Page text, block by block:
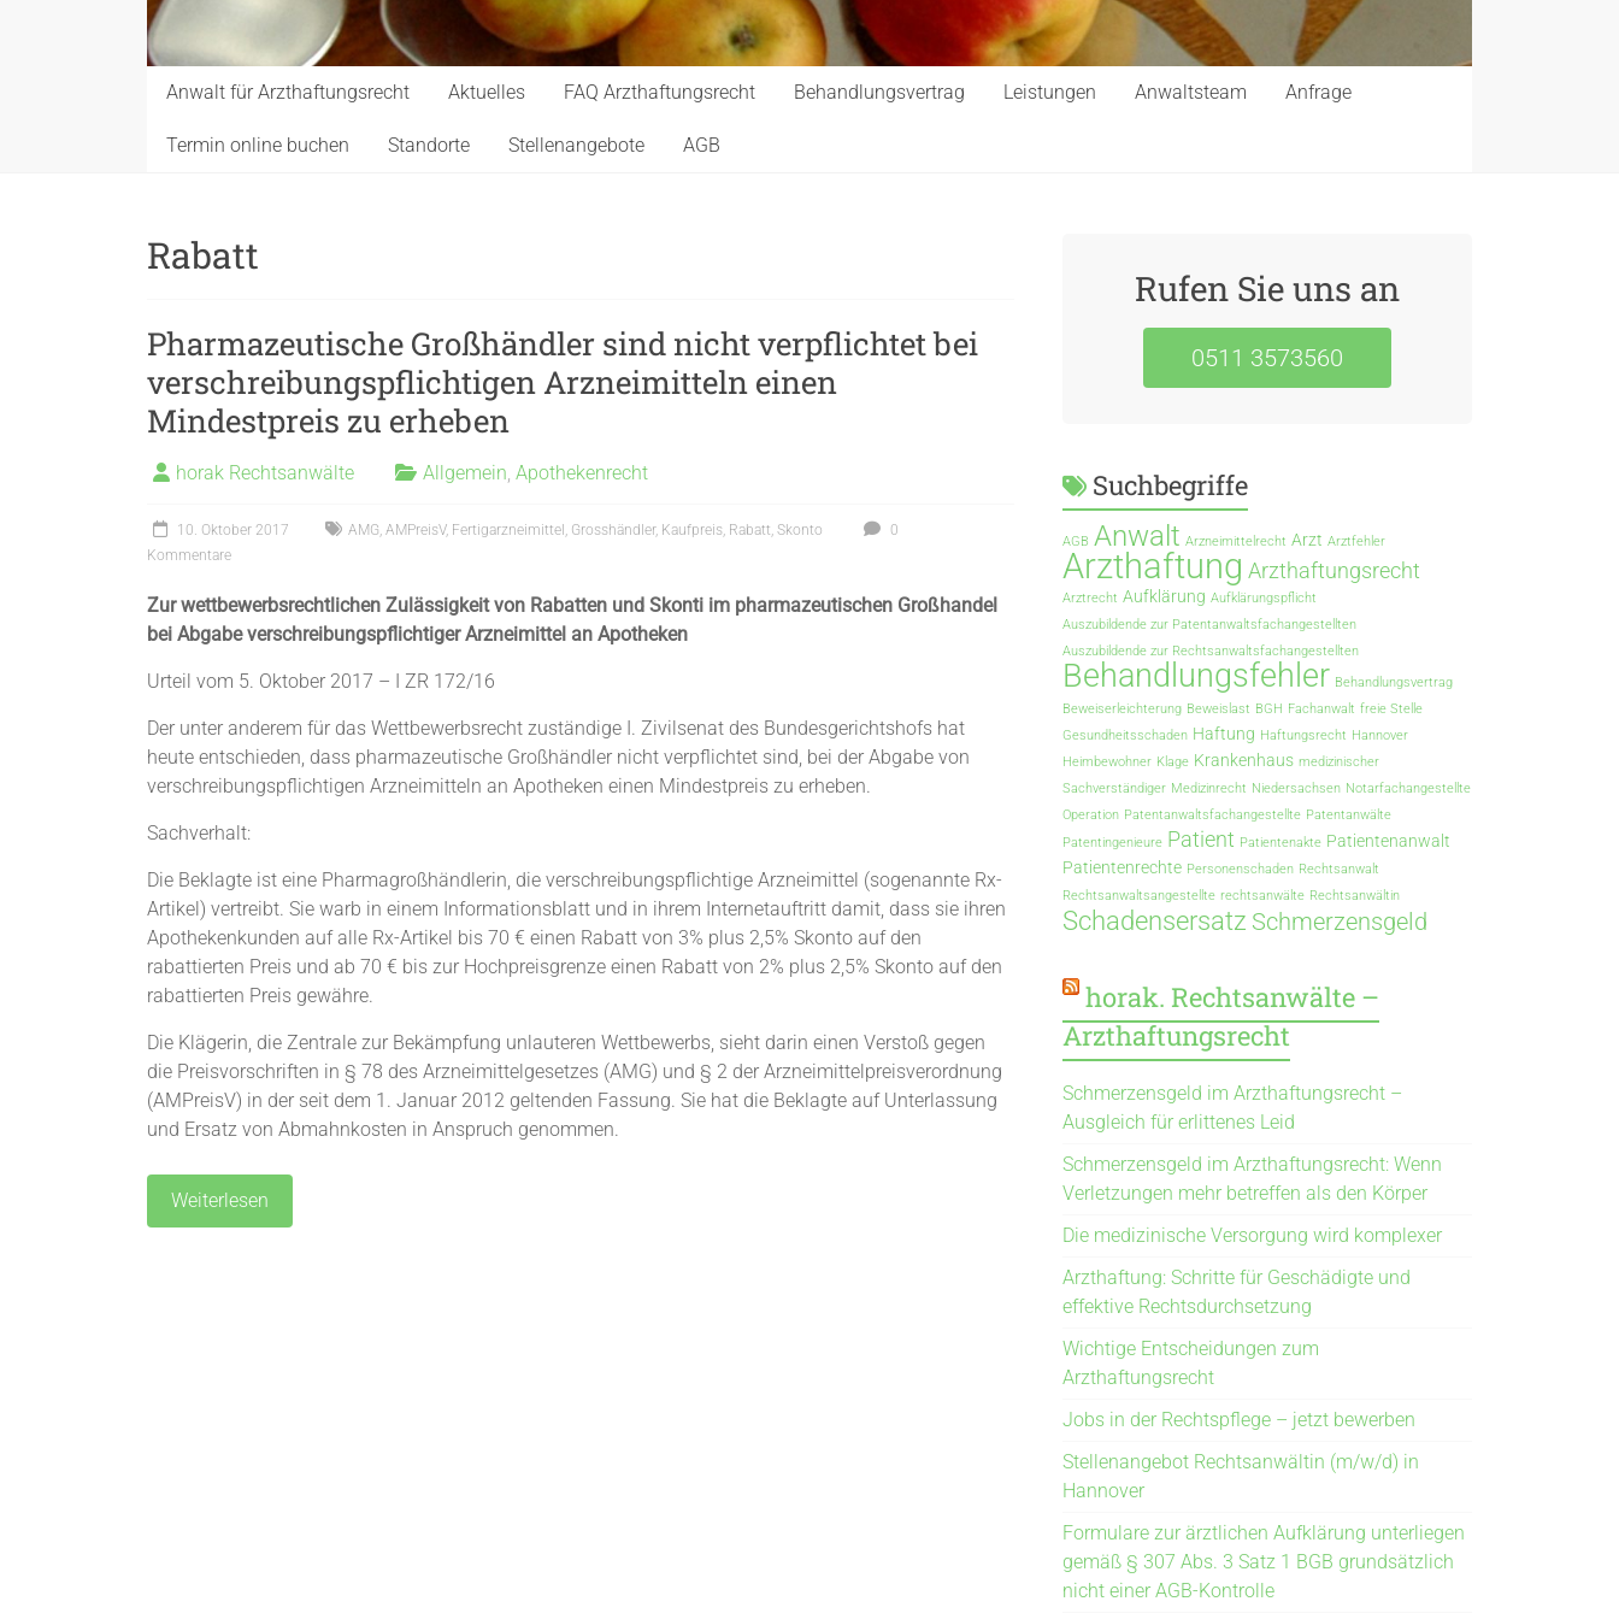
Anwalt für Arzthaftungsrecht Aktuelles FAQ Arzthaftungsrecht Behandlungsvertrag Leistungen Anwaltsteam Anfrage
Termin online buchen Standorte Stellenangebote AGB
Rabatt
Pharmazeutische Großhändler sind nicht verpflichtet bei
verschreibungspflichtigen Arzneimitteln einen
Mindestpreis zu erheben
horak Rechtsanwälte Allgemein Apothekenrecht
10. Oktober 2017 AMG AMPreisV, Fertigarzneimittel Grosshändler, Kaufpreis Rabatt Skonto
0
Kommentare
Zur wettbewerbsrechtlichen Zulässigkeit von Rabatten und Skonti im pharmazeutischen Großhandel
bei Abgabe verschreibungspflichtiger Arzneimittel an Apotheken
Urteil vom 5. Oktober 2017 – I ZR 172/16
Der unter anderem für das Wettbewerbsrecht zuständige I. Zivilsenat des Bundesgerichtshofs hat
heute entschieden, dass pharmazeutische Großhändler nicht verpflichtet sind, bei der Abgabe von
verschreibungspflichtigen Arzneimitteln an Apotheken einen Mindestpreis zu erheben.
Sachverhalt:
Die Beklagte ist eine Pharmagroßhändlerin, die verschreibungspflichtige Arzneimittel (sogenannte Rx-
Artikel) vertreibt. Sie warb in einem Informationsblatt und in ihrem Internetauftritt damit, dass sie ihren
Apothekenkunden auf alle Rx-Artikel bis 70 € einen Rabatt von 3% plus 2,5% Skonto auf den
rabattierten Preis und ab 70 € bis zur Hochpreisgrenze einen Rabatt von 2% plus 2,5% Skonto auf den
rabattierten Preis gewähre.
Die Klägerin, die Zentrale zur Bekämpfung unlauteren Wettbewerbs, sieht darin einen Verstoß gegen
die Preisvorschriften in § 78 des Arzneimittelgesetzes (AMG) und § 2 der Arzneimittelpreisverordnung
(AMPreisV) in der seit dem 1. Januar 2012 geltenden Fassung. Sie hat die Beklagte auf Unterlassung
und Ersatz von Abmahnkosten in Anspruch genommen.
Weiterlesen
Rufen Sie uns an
0511 3573560
Suchbegriffe
AGB Anwalt Arzneimittelrecht Arzt Arztfehler
Arzthaftung Arzthaftungsrecht
Arztrecht Aufklärung Aufklärungspflicht
Auszubildende zur Patentanwaltsfachangestellten
Auszubildende zur Rechtsanwaltsfachangestellten
Behandlungsfehler Behandlungsvertrag
Beweiserleichterung Beweislast BGH Fachanwalt freie Stelle
Gesundheitsschaden Haftung Haftungsrecht Hannover
Heimbewohner Klage Krankenhaus medizinischer
Sachverständiger Medizinrecht Niedersachsen Notarfachangestellte
Operation Patentanwaltsfachangestellte Patentanwälte
Patentingenieure Patient Patientenakte Patientenanwalt
Patientenrechte Personenschaden Rechtsanwalt
Rechtsanwaltsangestellte rechtsanwälte Rechtsanwältin
Schadensersatz Schmerzensgeld
horak. Rechtsanwälte –
Arzthaftungsrecht
Schmerzensgeld im Arzthaftungsrecht –
Ausgleich für erlittenes Leid
Schmerzensgeld im Arzthaftungsrecht: Wenn
Verletzungen mehr betreffen als den Körper
Die medizinische Versorgung wird komplexer
Arzthaftung: Schritte für Geschädigte und
effektive Rechtsdurchsetzung
Wichtige Entscheidungen zum
Arzthaftungsrecht
Jobs in der Rechtspflege – jetzt bewerben
Stellenangebot Rechtsanwältin (m/w/d) in
Hannover
Formulare zur ärztlichen Aufklärung unterliegen
gemäß § 307 Abs. 3 Satz 1 BGB grundsätzlich
nicht einer AGB-Kontrolle